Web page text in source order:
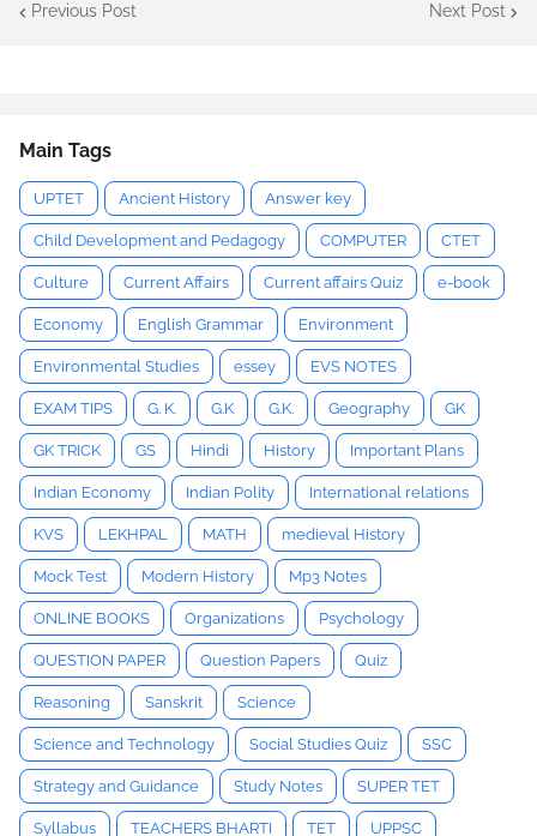
Previous Post Next Post
Main Tags
UPTET Ancient History Answer key
Child Development and Pedagogy COMPUTER CTET
Culture Current Affairs Current affairs Quiz e-book
Economy English Grammar Environment
Environmental Studies essey EVS NOTES
EXAM TIPS G. K. G.K G.K. Geography GK
GK TRICK GS Hindi History Important Plans
Indian Economy Indian Polity International relations
KVS LEKHPAL MATH medieval History
Mock Test Modern History Mp3 Notes
ONLINE BOOKS Organizations Psychology
QUESTION PAPER Question Papers Quiz
Reasoning Sanskrit Science
Science and Technology Social Studies Quiz SSC
Strategy and Guidance Study Notes SUPER TET
Syllabus TEACHERS BHARTI TET UPPSC